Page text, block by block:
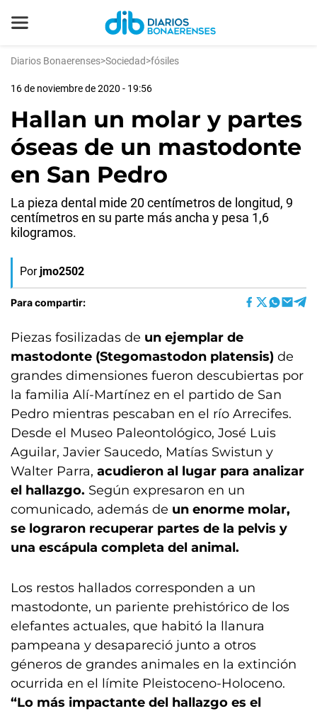
Diarios Bonaerenses>Sociedad>fósiles
16 de noviembre de 2020 - 19:56
Hallan un molar y partes
óseas de un mastodonte
en San Pedro
La pieza dental mide 20 centímetros de longitud, 9
centímetros en su parte más ancha y pesa 1,6
kilogramos.
Por jmo2502
Para compartir:
Piezas fosilizadas de un ejemplar de
mastodonte (Stegomastodon platensis) de
grandes dimensiones fueron descubiertas por
la familia Alí-Martínez en el partido de San
Pedro mientras pescaban en el río Arrecifes.
Desde el Museo Paleontológico, José Luis
Aguilar, Javier Saucedo, Matías Swistun y
Walter Parra, acudieron al lugar para analizar
el hallazgo. Según expresaron en un
comunicado, además de un enorme molar,
se lograron recuperar partes de la pelvis y
una escápula completa del animal.
Los restos hallados corresponden a un
mastodonte, un pariente prehistórico de los
elefantes actuales, que habitó la llanura
pampeana y desapareció junto a otros
géneros de grandes animales en la extinción
ocurrida en el límite Pleistoceno-Holoceno.
“Lo más impactante del hallazgo es el